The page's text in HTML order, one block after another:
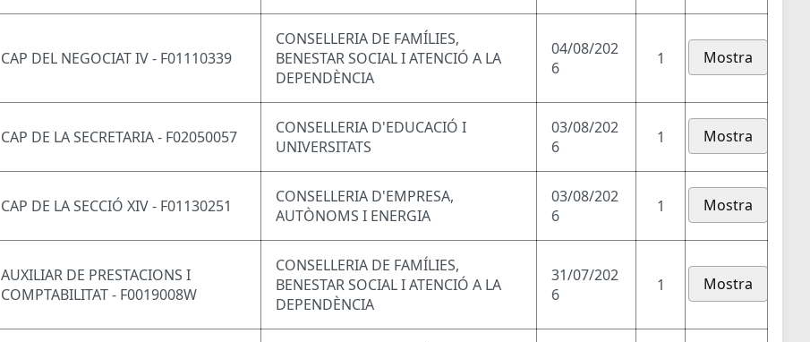
CAP DEL NEGOCIAT IV - F01110339
CONSELLERIA DE FAMÍLIES,
BENESTAR SOCIAL I ATENCIÓ A LA
DEPENDÈNCIA
04/08/202
6
1 Mostra
CAP DE LA SECRETARIA - F02050057
CONSELLERIA D'EDUCACIÓ I
UNIVERSITATS
03/08/202
6
1 Mostra
CAP DE LA SECCIÓ XIV - F01130251
CONSELLERIA D'EMPRESA,
AUTÒNOMS I ENERGIA
03/08/202
6
1 Mostra
AUXILIAR DE PRESTACIONS I
COMPTABILITAT - F0019008W
CONSELLERIA DE FAMÍLIES,
BENESTAR SOCIAL I ATENCIÓ A LA
DEPENDÈNCIA
31/07/202
6
1 Mostra